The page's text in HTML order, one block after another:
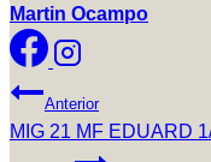
Martin Ocampo
Navegación
De
Anterior
MIG 21 MF EDUARD